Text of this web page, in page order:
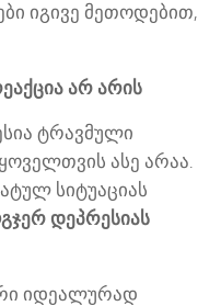
იგივე მეთოდებით,
არ არის
ტრავმული
ასე არაა.
სიტუაციას
დეპრესიას
იდეალურად